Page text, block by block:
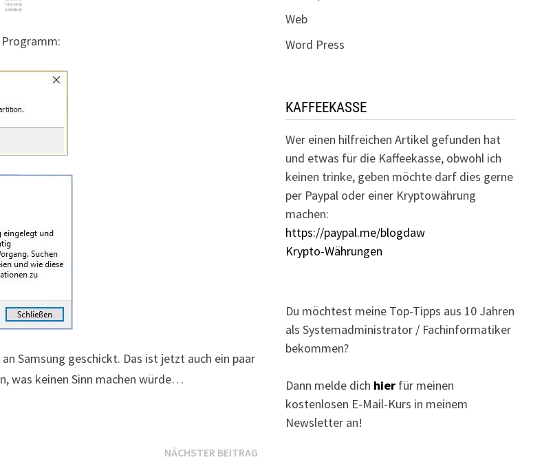
Samsung geschickt. Das ist jetzt auch ein paar
was keinen Sinn machen würde…
NÄCHSTER BEITRAGNächster
Web
Word Press
KAFFEEKASSE
Wer einen hilfreichen Artikel gefunden hat
und etwas für die Kaffeekasse, obwohl ich
keinen trinke, geben möchte darf dies gerne
per Paypal oder einer Kryptowährung
machen:
https://paypal.me/blogdaw
Krypto-Währungen
Du möchtest meine Top-Tipps aus 10 Jahren
als Systemadministrator / Fachinformatiker
bekommen?
Dann melde dich hierfür meinen
kostenlosen E-Mail-Kurs in meinem
Newsletter an!